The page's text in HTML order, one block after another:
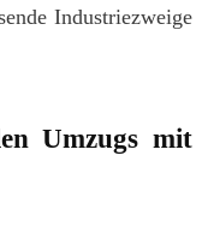
Industriezweige
Umzugs mit